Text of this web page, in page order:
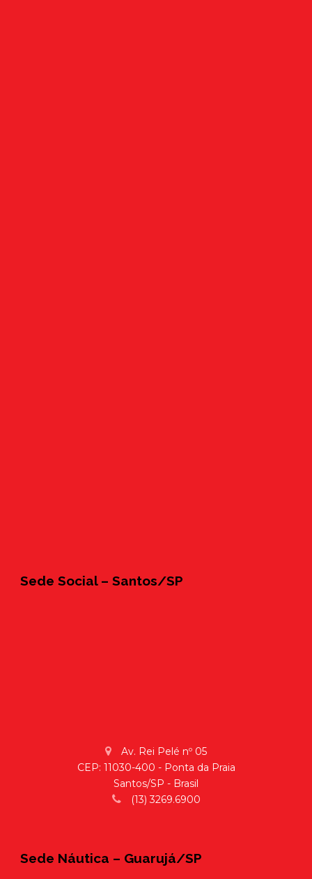
Sede Social – Santos/SP
Av. Rei Pelé nº 05
CEP: 11030-400 - Ponta da Praia
Santos/SP - Brasil
(13) 3269.6900
Sede Náutica – Guarujá/SP